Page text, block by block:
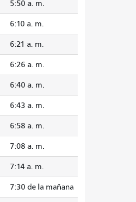
5:50 a. m.
6:10 a. m.
6:21 a. m.
6:26 a. m.
6:40 a. m.
6:43 a. m.
6:58 a. m.
7:08 a. m.
7:14 a. m.
7:30 de la mañana